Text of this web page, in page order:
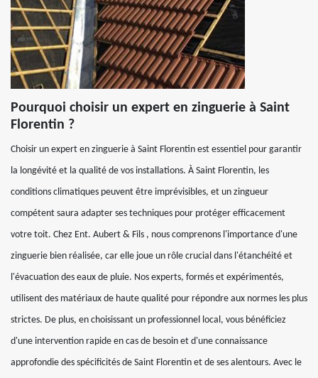
Pourquoi choisir un expert en zinguerie à Saint
Florentin ?
Choisir un expert en zinguerie à Saint Florentin est essentiel pour garantir
la longévité et la qualité de vos installations. À Saint Florentin, les
conditions climatiques peuvent être imprévisibles, et un zingueur
compétent saura adapter ses techniques pour protéger efficacement
votre toit. Chez Ent. Aubert & Fils , nous comprenons l'importance d'une
zinguerie bien réalisée, car elle joue un rôle crucial dans l'étanchéité et
l'évacuation des eaux de pluie. Nos experts, formés et expérimentés,
utilisent des matériaux de haute qualité pour répondre aux normes les plus
strictes. De plus, en choisissant un professionnel local, vous bénéficiez
d'une intervention rapide en cas de besoin et d'une connaissance
approfondie des spécificités de Saint Florentin et de ses alentours. Avec le